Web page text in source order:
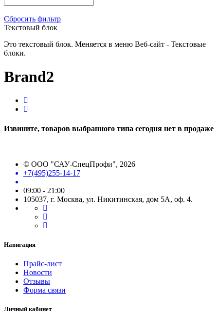
Сбросить фильтр
Текстовый блок
Это текстовый блок. Меняется в меню Веб-сайт - Текстовые
блоки.
Brand2
Извините, товаров выбранного типа сегодня нет в продаже
© ООО "САУ-СпецПрофи", 2026
+7(495)255-14-17
09:00 - 21:00
105037, г. Москва, ул. Никитинская, дом 5А, оф. 4.
Навигация
Прайс-лист
Новости
Отзывы
Форма связи
Личный кабинет